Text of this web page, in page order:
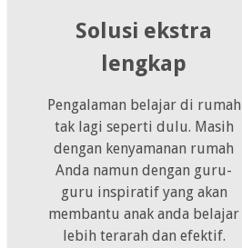
Solusi ekstra
lengkap
Pengalaman belajar di rumah
tak lagi seperti dulu. Masih
dengan kenyamanan rumah
Anda namun dengan guru-
guru inspiratif yang akan
membantu anak anda belajar
lebih terarah dan efektif.